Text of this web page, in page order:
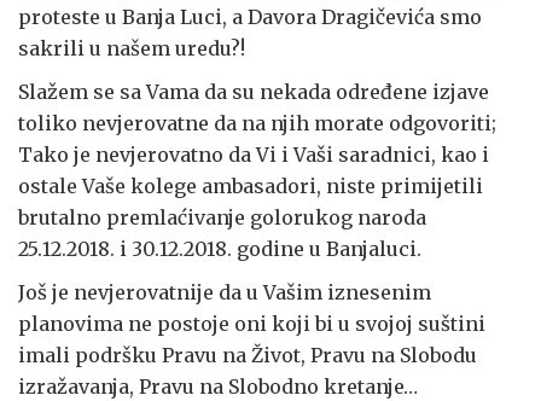
proteste u Banja Luci, a Davora Dragičevića smo
sakrili u našem uredu?!
Slažem se sa Vama da su nekada određene izjave
toliko nevjerovatne da na njih morate odgovoriti;
Tako je nevjerovatno da Vi i Vaši saradnici, kao i
ostale Vaše kolege ambasadori, niste primijetili
brutalno premlaćivanje golorukog naroda
25.12.2018. i 30.12.2018. godine u Banjaluci.
Još je nevjerovatnije da u Vašim iznesenim
planovima ne postoje oni koji bi u svojoj suštini
imali podršku Pravu na Život, Pravu na Slobodu
izražavanja, Pravu na Slobodno kretanje…